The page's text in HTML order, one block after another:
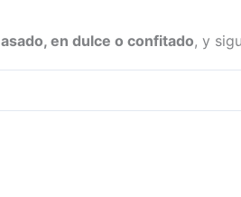
asado, en dulce o confitado, y